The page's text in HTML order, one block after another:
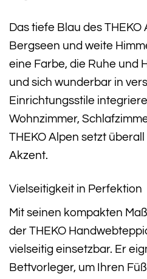
Das tiefe Blau des
Bergseen und weite
eine Farbe, die Ruhe und
und sich wunderbar in
Einrichtungsstile
Wohnzimmer,
THEKO Alpen setzt
Akzent.
Vielseitigkeit in Perfektion
Mit seinen kompakten
der THEKO
vielseitig einsetzbar. Er
Bettvorleger, um Ihren